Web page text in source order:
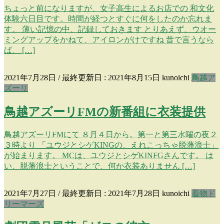
ちょっと前になりますが、女子高生によるお店での 和文化
体験六日目です。時間が経つとすぐに何をしたのか忘れま
す。 薄い記憶の中、記録しておきます とりあえず、ウオー
ミングアップをかねて、アイロンがけですね 昔で言うなら
ば、 […]
2021年7月28日 / 最終更新日 : 2021年8月15日 kunoichi 鳥越ア
ズーリ
鳥越アズーリFMの新番組に衣装提供
鳥越アズーリFMにて ８月４日から。第一と第三水曜の夜２
３時より 「ユウジとシゲKINGの、えれこっちゃ脱藩浪士」
が始まります。 MCは、ユウジとシゲKINFGさんです。 は
い、脱藩浪士ということで、何か衣装ありません […]
2021年7月27日 / 最終更新日 : 2021年7月28日 kunoichi 着物ド
リーマーズ